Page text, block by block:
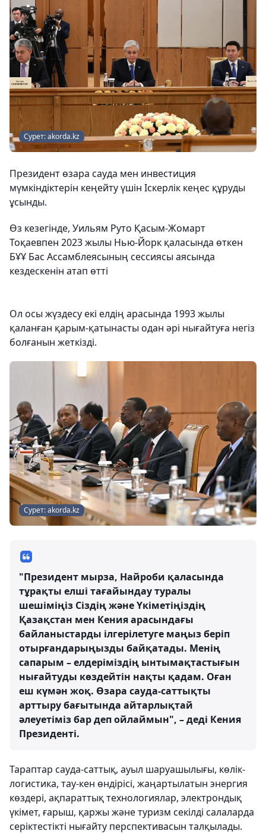
Сурет: akorda.kz
Президент өзара сауда мен инвестиция
мүмкіндіктерін кеңейту үшін Іскерлік кеңес құруды
ұсынды.
Өз кезегінде, Уильям Руто Қасым-Жомарт
Тоқаевпен 2023 жылы Нью-Йорк қаласында өткен
БҰҰ Бас Ассамблеясының сессиясы аясында
кездескенін атап өтті
Ол осы жүздесу екі елдің арасында 1993 жылы
қаланған қарым-қатынасты одан әрі нығайтуға негіз
болғанын жеткізді.
Сурет: akorda.kz
"Президент мырза, Найроби қаласында
тұрақты елші тағайындау туралы
шешіміңіз Сіздің және Үкіметіңіздің
Қазақстан мен Кения арасындағы
байланыстарды ілгерілетуге маңыз беріп
отырғандарыңызды байқатады. Менің
сапарым – елдеріміздің ынтымақтастығын
нығайтуды көздейтін нақты қадам. Оған
еш күмән жоқ. Өзара сауда-саттықты
арттыру бағытында айтарлықтай
әлеуетіміз бар деп ойлаймын", – деді Кения
Президенті.
Тараптар сауда-саттық, ауыл шаруашылығы, көлік-
логистика, тау-кен өндірісі, жаңартылатын энергия
көздері, ақпараттық технологиялар, электрондық
үкімет, ғарыш, қаржы және туризм секілді салаларда
серіктестікті нығайту перспективасын талқылады.